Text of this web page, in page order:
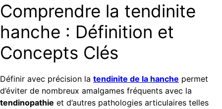
Comprendre la tendinite
hanche : Définition et
Concepts Clés
Définir avec précision la tendinite de la hanche permet
d’éviter de nombreux amalgames fréquents avec la
tendinopathie et d’autres pathologies articulaires telles